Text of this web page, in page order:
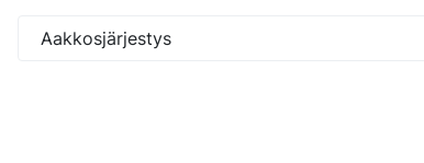
Aakkosjärjestys